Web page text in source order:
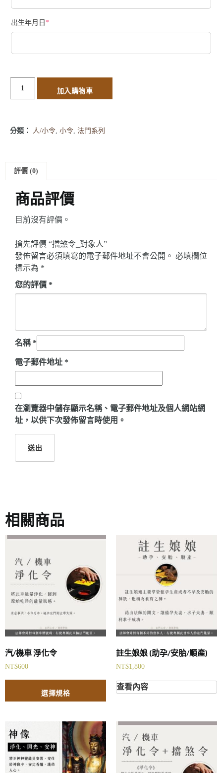
出生年月日 *
加入購物車
分類： 人/小令, 小令, 法門系列
評價 (0)
商品評價
目前沒有評價。
搶先評價 “擋煞令_對象人”
發佈留言必須填寫的電子郵件地址不會公開。 必填欄位
標示為 *
您的評價 *
名稱 *
電子郵件地址 *
在瀏覽器中儲存顯示名稱、電子郵件地址及個人網站網
址，以供下次發佈留言時使用。
相關商品
汽/機車 淨化令
NT$600
選擇規格
註生娘娘 (助孕/安胎/順產)
NT$1,800
查看內容